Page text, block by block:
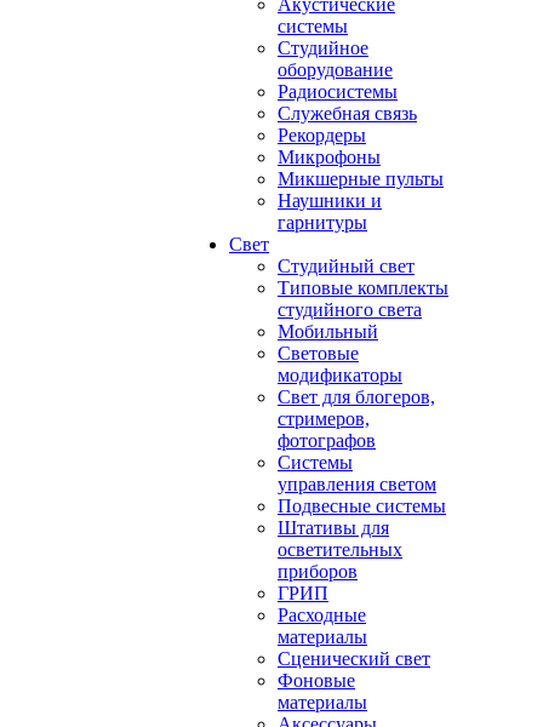
Акустические
системы
Студийное
оборудование
Радиосистемы
Служебная связь
Рекордеры
Микрофоны
Микшерные пульты
Наушники и
гарнитуры
Свет
Студийный свет
Типовые комплекты
студийного света
Мобильный
Световые
модификаторы
Свет для блогеров,
стримеров,
фотографов
Системы
управления светом
Подвесные системы
Штативы для
осветительных
приборов
ГРИП
Расходные
материалы
Сценический свет
Фоновые
материалы